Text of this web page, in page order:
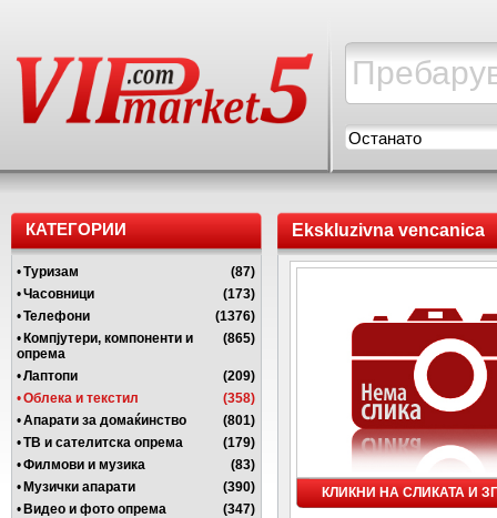
Останато
КАТЕГОРИИ
•Туризам
(87)
•Часовници
(173)
•Телефони
(1376)
• Компјутери, компоненти и
опрема
(865)
•Лаптопи
(209)
•Облека и текстил
(358)
•Апарати за домаќинство
(801)
•ТВ и сателитска опрема
(179)
•Филмови и музика
(83)
• Музички апарати
(390)
• Видео и фото опрема
(347)
Ekskluzivna vencanica
КЛИКНИ НА СЛИКАТА И